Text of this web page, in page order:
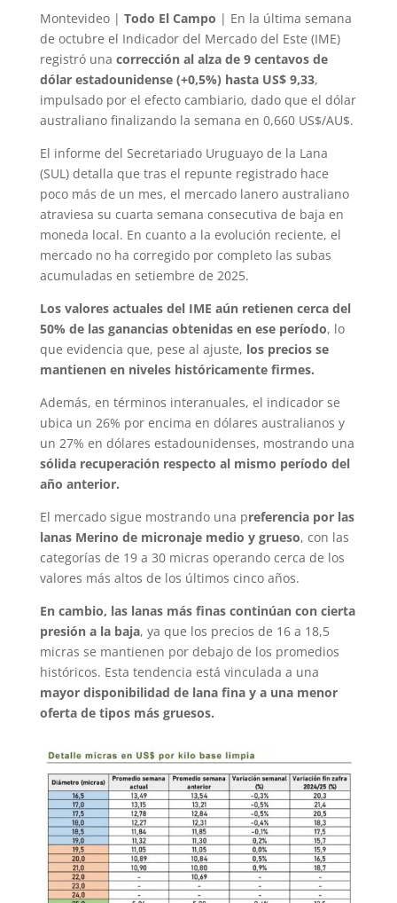
Montevideo | Todo El Campo | En la última semana
de octubre el Indicador del Mercado del Este (IME)
registró una corrección al alza de 9 centavos de
dólar estadounidense (+0,5%) hasta US$ 9,33,
impulsado por el efecto cambiario, dado que el dólar
australiano finalizando la semana en 0,660 US$/AU$.
El informe del Secretariado Uruguayo de la Lana
(SUL) detalla que tras el repunte registrado hace
poco más de un mes, el mercado lanero australiano
atraviesa su cuarta semana consecutiva de baja en
moneda local. En cuanto a la evolución reciente, el
mercado no ha corregido por completo las subas
acumuladas en setiembre de 2025.
Los valores actuales del IME aún retienen cerca del
50% de las ganancias obtenidas en ese período, lo
que evidencia que, pese al ajuste, los precios se
mantienen en niveles históricamente firmes.
Además, en términos interanuales, el indicador se
ubica un 26% por encima en dólares australianos y
un 27% en dólares estadounidenses, mostrando una
sólida recuperación respecto al mismo período del
año anterior.
El mercado sigue mostrando una preferencia por las
lanas Merino de micronaje medio y grueso, con las
categorías de 19 a 30 micras operando cerca de los
valores más altos de los últimos cinco años.
En cambio, las lanas más finas continúan con cierta
presión a la baja, ya que los precios de 16 a 18,5
micras se mantienen por debajo de los promedios
históricos. Esta tendencia está vinculada a una
mayor disponibilidad de lana fina y a una menor
oferta de tipos más gruesos.